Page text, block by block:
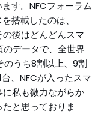
す。NFCフォーラム
搭載したのは、
後はどんどんスマ
データで、全世界
のうち8割以上、9割
、NFCが入ったスマ
私も微力ながらか
と思っておりま